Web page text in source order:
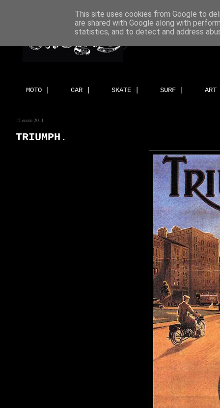
MOTO | CAR | SKATE | SURF |
12 enero 2011
TRIUMPH.
This site uses cookies from Google to
are shared with Google along with
statistics, and to detect and address